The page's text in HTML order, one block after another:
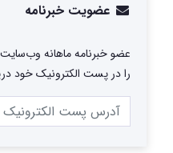
عضویت خبرنامه
عضو خبرنامه ماهانه
را در پست الکترونیک خود